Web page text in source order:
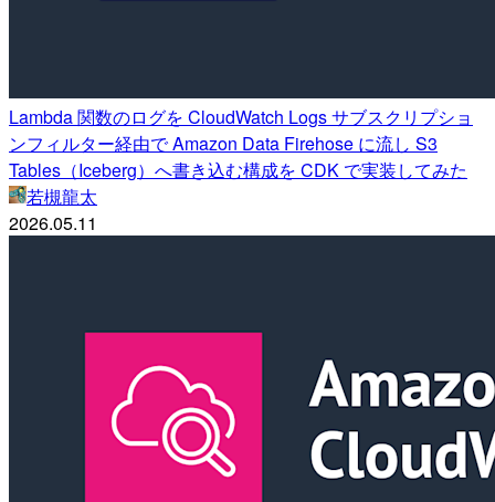
Lambda 関数のログを CloudWatch Logs サブスクリプショ
ンフィルター経由で Amazon Data Firehose に流し S3
Tables（Iceberg）へ書き込む構成を CDK で実装してみた
若槻龍太
2026.05.11